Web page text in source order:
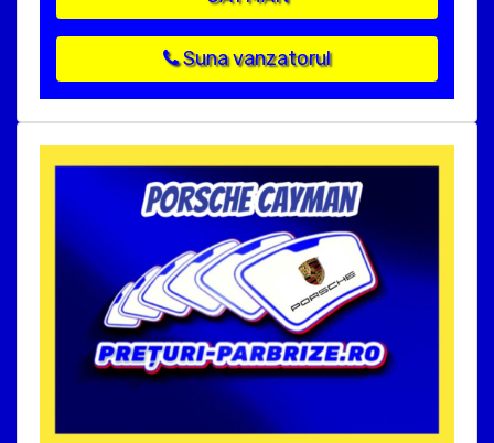
Suna vanzatorul